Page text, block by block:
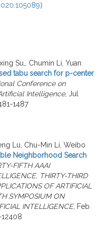
Su,, Chumin Li, Yuan
tabu search for p-center
Conference on
Intelligence, Jul
1487
Lu, Chu-Min Li, Weibo
Neighborhood Search
FIFTH AAAI
THIRTY-THIRD
OF ARTIFICIAL
SYMPOSIUM ON
INTELLIGENCE, Feb